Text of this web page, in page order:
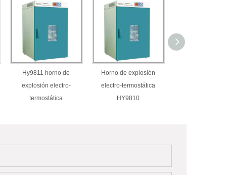
Hy9811 horno de
explosión electro-
termostática
Horno de explosión
electro-termostática
HY9810